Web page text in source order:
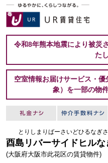
令和8年熊本地震により被災
た
空室情報お届けサービス・
象）を一部の物
とりしまりばーさいどひるなぎ
酉島リバーサイドヒルな
(大阪府大阪市此花区の賃貸物件)